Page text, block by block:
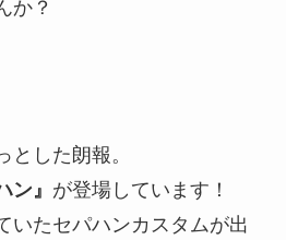
か？
とした朗報。
ン』 が登場しています！
いたセパハンカスタムが出